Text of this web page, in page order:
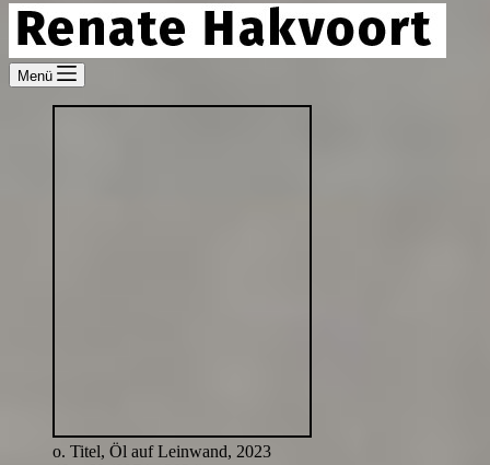
Menü
o. Titel, Öl auf Leinwand, 2023